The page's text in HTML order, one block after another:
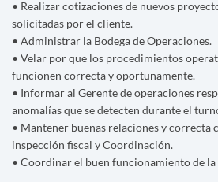
• Realizar cotizaciones de nuevos
solicitadas por el cliente.
• Administrar la Bodega de Operaciones.
• Velar por que los procedimientos
funcionen correcta y oportunamente.
• Informar al Gerente de operaciones
anomalías que se detecten durante el
• Mantener buenas relaciones y correcta
inspección fiscal y Coordinación.
• Coordinar el buen funcionamiento de la